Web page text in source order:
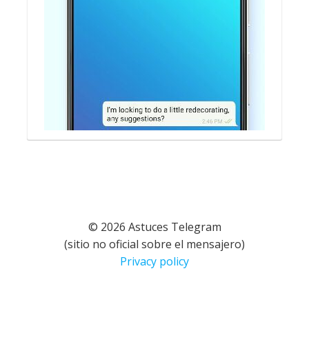
© 2026 Astuces Telegram
(sitio no oficial sobre el mensajero)
Privacy policy